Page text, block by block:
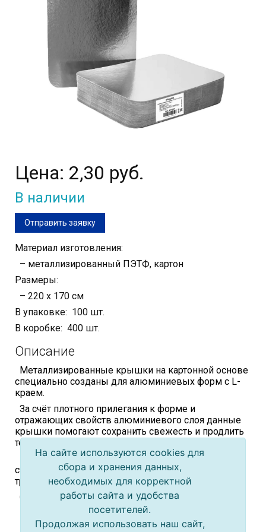
Цена: 2,30 руб.
В наличии
Отправить заявку
Материал изготовления:
– металлизированный ПЭТФ, картон
Размеры:
– 220 х 170 см
В упаковке: 100 шт.
В коробке: 400 шт.
Описание
Металлизированные крышки на картонной основе
специально созданы для алюминиевых форм с L-
краем.
За счёт плотного прилегания к форме и
отражающих свойств алюминиевого слоя данные
крышки помогают сохранить свежесть и продлить
температурный режим продукта.
При использовании крышек контейнеры можно
ставить друг на друга для удобства хранения и
транспортировки.
Сфера применения:
– для пищевой промышленногсти
– HoReCa
На сайте используются cookies для
сбора и хранения данных,
необходимых для корректной
работы сайта и удобства
посетителей.
Продолжая использовать наш сайт,